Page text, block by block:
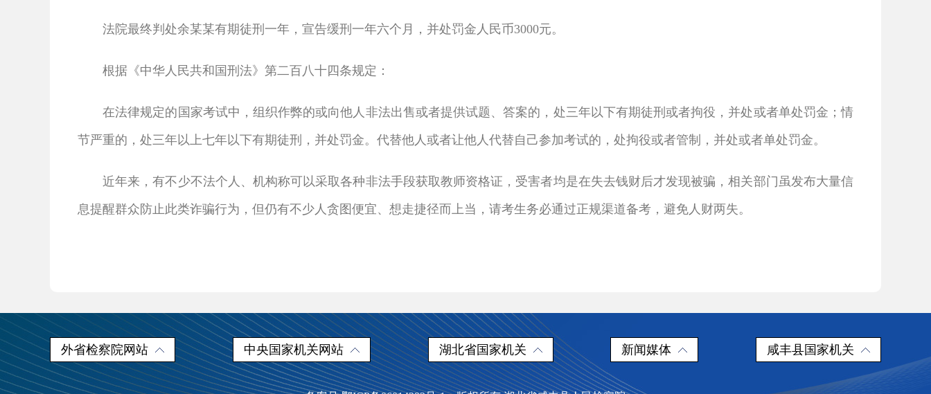
法院最终判处余某某有期徒刑一年，宣告缓刑一年六个月，并处罚金人民币3000元。
根据《中华人民共和国刑法》第二百八十四条规定：
在法律规定的国家考试中，组织作弊的或向他人非法出售或者提供试题、答案的，处三年以下有期徒刑或者拘役，并处或者单处罚金；情
节严重的，处三年以上七年以下有期徒刑，并处罚金。代替他人或者让他人代替自己参加考试的，处拘役或者管制，并处或者单处罚金。
近年来，有不少不法个人、机构称可以采取各种非法手段获取教师资格证，受害者均是在失去钱财后才发现被骗，相关部门虽发布大量信
息提醒群众防止此类诈骗行为，但仍有不少人贪图便宜、想走捷径而上当，请考生务必通过正规渠道备考，避免人财两失。
外省检察院网站 中央国家机关网站 湖北省国家机关 新闻媒体 咸丰县国家机关